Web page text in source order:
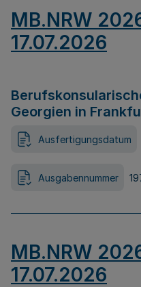
MB.NRW
17.07.2026
Georgien in
Ausfertigungsdatum
Ausgabennummer
MB.NRW
17.07.2026